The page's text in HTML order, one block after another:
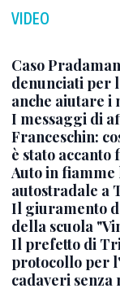
VIDEO
Caso
denunciati per
anche aiutare i
I messaggi di
Franceschin:
è stato accanto
Auto in
autostradale a
Il giuramento
della scuola
Il prefetto di
protocollo per
cadaveri senza